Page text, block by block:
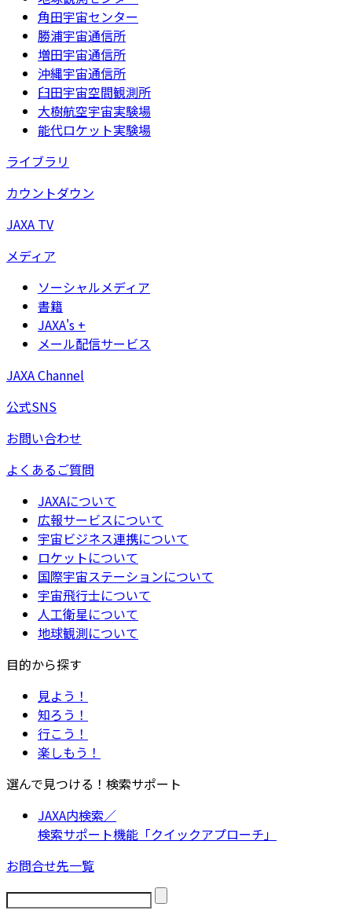
角田宇宙センター
勝浦宇宙通信所
増田宇宙通信所
沖縄宇宙通信所
臼田宇宙空間観測所
大樹航空宇宙実験場
能代ロケット実験場
ライブラリ
カウントダウン
JAXA TV
メディア
ソーシャルメディア
書籍
JAXA's +
メール配信サービス
JAXA Channel
公式SNS
お問い合わせ
よくあるご質問
JAXAについて
広報サービスについて
宇宙ビジネス連携について
ロケットについて
国際宇宙ステーションについて
宇宙飛行士について
人工衛星について
地球観測について
目的から探す
見よう！
知ろう！
行こう！
楽しもう！
選んで見つける！検索サポート
JAXA内検索／
検索サポート機能「クイックアプローチ」
お問合せ先一覧